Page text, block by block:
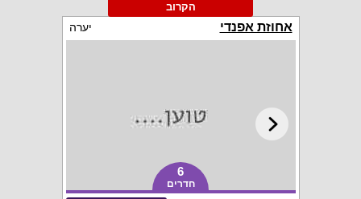
הקרוב
אחוזת אפנדי יערה
6
חדרים